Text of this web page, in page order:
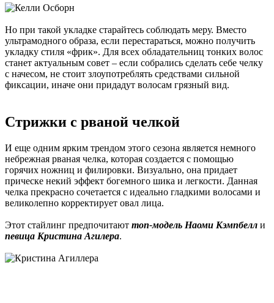
Но при такой укладке старайтесь соблюдать меру. Вместо
ультрамодного образа, если перестараться, можно получить
укладку стиля «фрик». Для всех обладательниц тонких волос
станет актуальным совет – если собрались сделать себе челку
с начесом, не стоит злоупотреблять средствами сильной
фиксации, иначе они придадут волосам грязный вид.
Стрижки с рваной челкой
И еще одним ярким трендом этого сезона является немного
небрежная рваная челка, которая создается с помощью
горячих ножниц и филировки. Визуально, она придает
прическе некий эффект богемного шика и легкости. Данная
челка прекрасно сочетается с идеально гладкими волосами и
великолепно корректирует овал лица.
Этот стайлинг предпочитают топ-модель Наоми Кэмпбелл и
певица Кристина Агилера.